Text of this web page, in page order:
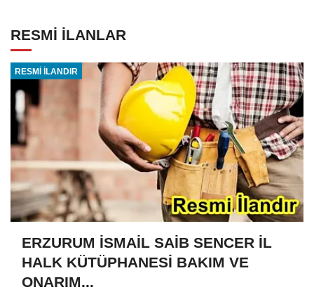
RESMİ İLANLAR
RESMİ İLANDIR
ERZURUM İSMAİL SAİB SENCER İL
HALK KÜTÜPHANESİ BAKIM VE
ONARIM...